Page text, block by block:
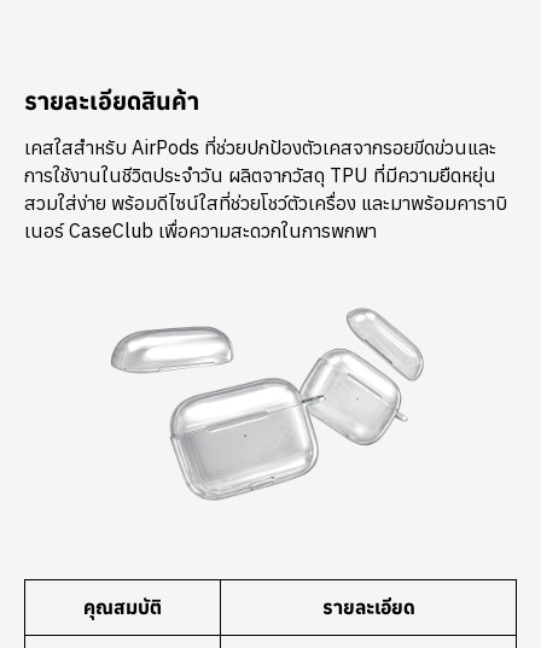
รายละเอียดสินค้า
เคสใสสำหรับ AirPods ที่ช่วยปกป้องตัวเคสจากรอยขีดข่วนและ
การใช้งานในชีวิตประจำวัน ผลิตจากวัสดุ TPU ที่มีความยืดหยุ่น
สวมใส่ง่าย พร้อมดีไซน์ใสที่ช่วยโชว์ตัวเครื่อง และมาพร้อมคาราบิ
เนอร์ CaseClub เพื่อความสะดวกในการพกพา
คุณสมบัติ รายละเอียด